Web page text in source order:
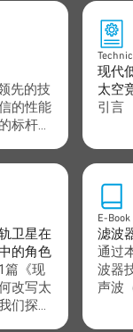
先的技
的性能
标杆，
现代
太空
引言
卫星在
的角色
篇《现
改写太
们探讨
E-Book
滤波
通过
波器
声波